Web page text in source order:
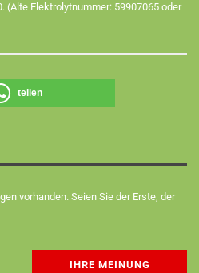
(Alte Elektrolytnummer: 59907065 oder
teilen
vorhanden. Seien Sie der Erste, der
IHRE MEINUNG